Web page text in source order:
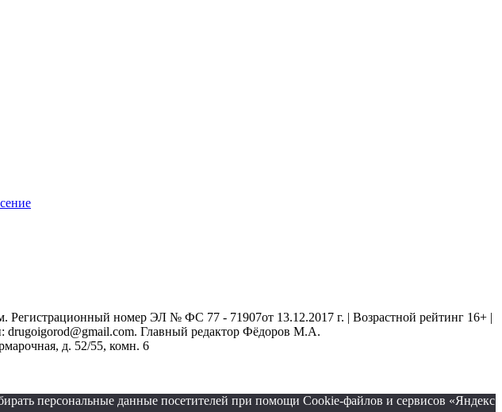
Регистрационный номер ЭЛ № ФС 77 - 71907от 13.12.2017 г. | Возрастной рейтинг 16+ |
drugoigorod@gmail.com. Главный редактор Фёдоров М.А.
д. 52/55, комн. 6
персональные данные посетителей при помощи Cookie-файлов и сервисов «Яндекс